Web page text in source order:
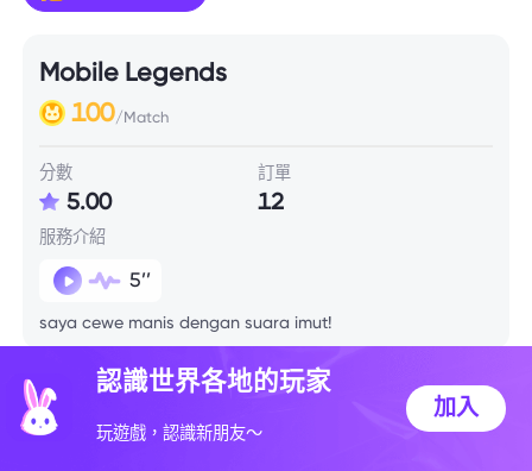
Mobile Legends
100/Match
分數
5.00
訂單
12
服務介紹
5’’
saya cewe manis dengan suara imut!
技能信息
認識世界各地的玩家
玩遊戲，認識新朋友～
加入